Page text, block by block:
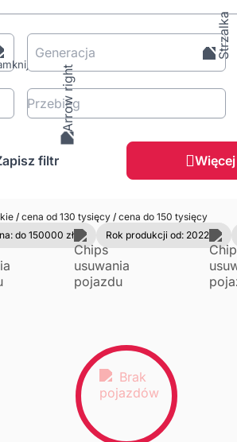
Generacja
Przebieg
filtr
/cena od 130 tysięcy /cena do 150 tysięcy
do 150000 zł Rok produkcji od: 2022